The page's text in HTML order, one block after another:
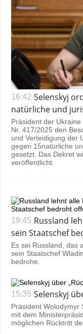
16:42 Selenskyj
natürliche und
Präsident der
Nr. 417/2025 den
und Verteidigung der
gegen 15natürliche
gesetzt. Das Dekret
veröffentlicht.
19:45 Russland
sein Staatschef
Es sei Russland, das
sein Staatschef
bedrohe.
15:35 Selenskyj
Präsident Wolodymyr
mit dem
möglichen Rücktritt